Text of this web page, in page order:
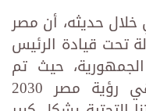
حديثه، أن مصر
تحت قيادة الرئيس
حيث تم
وضع رؤية واضحة لمصر وهي رؤية مصر 2030